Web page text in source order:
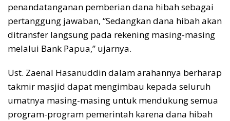
penandatanganan pemberian dana hibah sebagai
pertanggung jawaban, “Sedangkan dana hibah akan
ditransfer langsung pada rekening masing-masing
melalui Bank Papua,” ujarnya.
Ust. Zaenal Hasanuddin dalam arahannya berharap
takmir masjid dapat mengimbau kepada seluruh
umatnya masing-masing untuk mendukung semua
program-program pemerintah karena dana hibah